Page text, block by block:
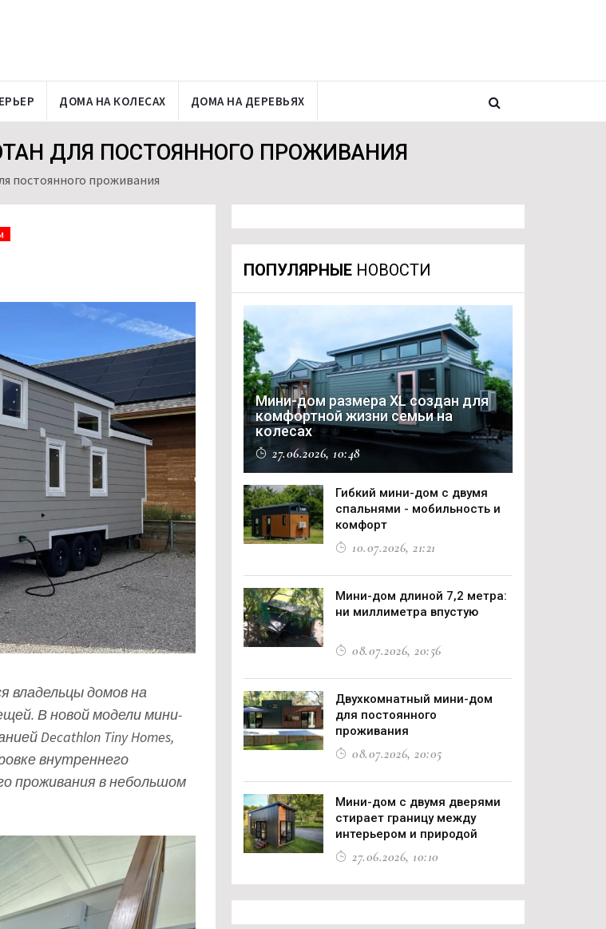
ДОМА НА КОЛЕСАХ ДОМА НА ДЕРЕВЬЯХ
ДЛЯ ПОСТОЯННОГО ПРОЖИВАНИЯ
постоянного проживания
владельцы домов на
В новой модели мини-
Decathlon Tiny Homes,
внутреннего
проживания в небольшом
ПОПУЛЯРНЫЕ НОВОСТИ
Мини-дом размера XL создан для
комфортной жизни семьи на
колесах
27.06.2026, 10:48
Гибкий мини-дом с двумя
спальнями - мобильность и
комфорт
10.07.2026, 21:21
Мини-дом длиной 7,2 метра:
ни миллиметра впустую
08.07.2026, 20:56
Двухкомнатный мини-дом
для постоянного
проживания
08.07.2026, 20:05
Мини-дом с двумя дверями
стирает границу между
интерьером и природой
27.06.2026, 10:10